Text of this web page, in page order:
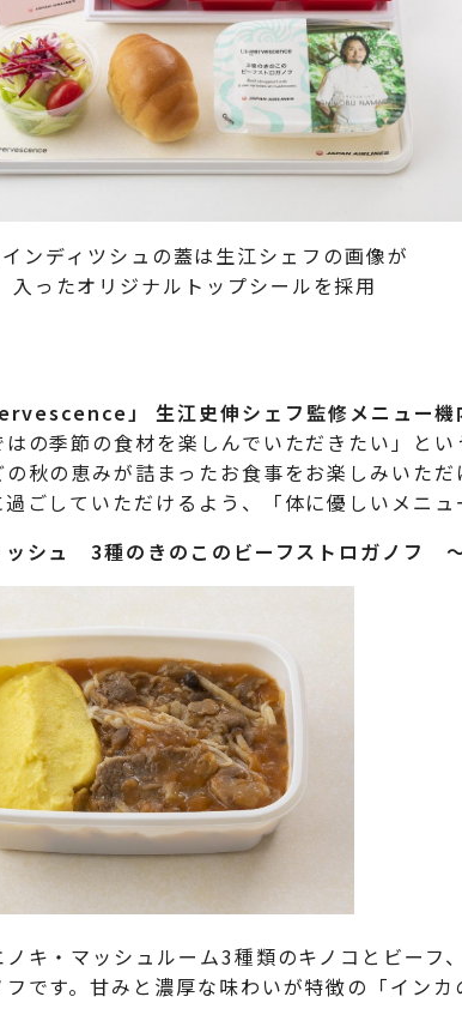
ンディツシュの蓋は生江シェフの画像が
入ったオリジナルトップシールを採用
」 生江史伸シェフ監修メニュー機
はの季節の食材を楽しんでいただきたい」と
の秋の恵みが詰まったお食事をお楽しみいた
ごしていただけるよう、「体に優しいメニ
シュ
3種のきのこのビーフストロガノフ
ノキ・マッシュルーム3種類のキノコとビー
フです。甘みと濃厚な味わいが特徴の「イン